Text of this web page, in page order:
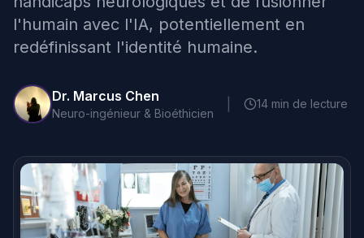
l'humain avec l'IA, potentiellement en
redéfinissant l'identité humaine.
Dr. Marcus Chen
Neuro-ingénieur & Bioéthicien
14 min de lecture